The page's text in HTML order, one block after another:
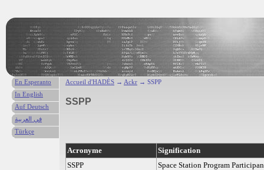
Accueil d'HADÈS → Ackr → SSPP
SSPP
Acronyme
Signification
SSPP
Space Station Program
En Esperanto
In English
Auf Deutsch
في العربية
Türkçe